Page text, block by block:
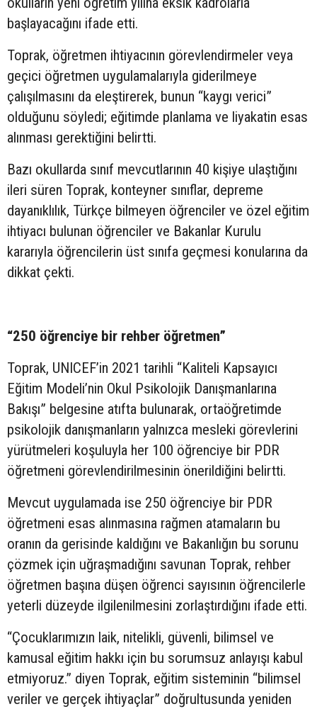
başlayacağını ifade etti.
Toprak, öğretmen ihtiyacının görevlendirmeler veya
geçici öğretmen uygulamalarıyla giderilmeye
çalışılmasını da eleştirerek, bunun “kaygı verici”
olduğunu söyledi; eğitimde planlama ve liyakatin esas
alınması gerektiğini belirtti.
Bazı okullarda sınıf mevcutlarının 40 kişiye ulaştığını
ileri süren Toprak, konteyner sınıflar, depreme
dayanıklılık, Türkçe bilmeyen öğrenciler ve özel eğitim
ihtiyacı bulunan öğrenciler ve Bakanlar Kurulu
kararıyla öğrencilerin üst sınıfa geçmesi konularına da
dikkat çekti.
“250 öğrenciye bir rehber öğretmen”
Toprak, UNICEF’in 2021 tarihli “Kaliteli Kapsayıcı
Eğitim Modeli’nin Okul Psikolojik Danışmanlarına
Bakışı” belgesine atıfta bulunarak, ortaöğretimde
psikolojik danışmanların yalnızca mesleki görevlerini
yürütmeleri koşuluyla her 100 öğrenciye bir PDR
öğretmeni görevlendirilmesinin önerildiğini belirtti.
Mevcut uygulamada ise 250 öğrenciye bir PDR
öğretmeni esas alınmasına rağmen atamaların bu
oranın da gerisinde kaldığını ve Bakanlığın bu sorunu
çözmek için uğraşmadığını savunan Toprak, rehber
öğretmen başına düşen öğrenci sayısının öğrencilerle
yeterli düzeyde ilgilenilmesini zorlaştırdığını ifade etti.
“Çocuklarımızın laik, nitelikli, güvenli, bilimsel ve
kamusal eğitim hakkı için bu sorumsuz anlayışı kabul
etmiyoruz.” diyen Toprak, eğitim sisteminin “bilimsel
veriler ve gerçek ihtiyaçlar” doğrultusunda yeniden